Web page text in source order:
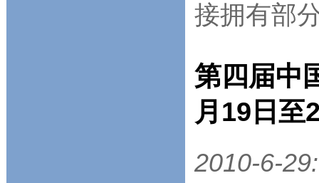
接拥有部
第四届中
月19日至
2010-6-29: